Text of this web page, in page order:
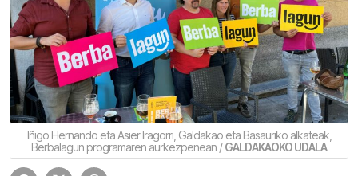
Iñigo Hernando eta Asier Iragorri, Galdakao eta Basauriko alkateak,
Berbalagun programaren aurkezpenean /GALDAKAOKO UDALA